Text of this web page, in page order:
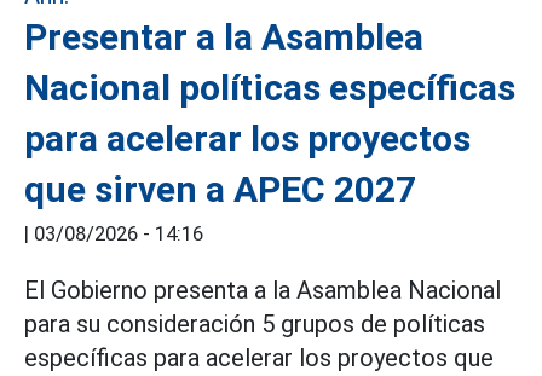
Presentar a la Asamblea
Nacional políticas específicas
para acelerar los proyectos
que sirven a APEC 2027
| 03/08/2026 - 14:16
El Gobierno presenta a la Asamblea Nacional
para su consideración 5 grupos de políticas
específicas para acelerar los proyectos que